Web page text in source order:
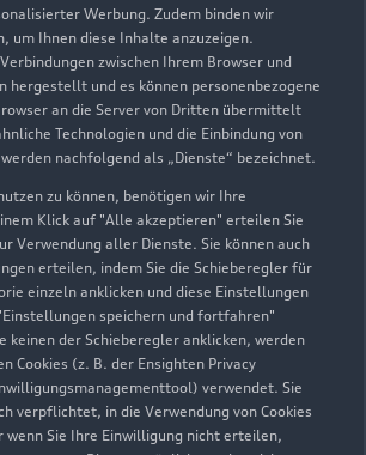
Werbung. Zudem binden wir
um Ihnen diese Inhalte anzuzeigen.
zwischen Ihrem Browser und
hergestellt und es können personenbezogene
an die Server von Dritten übermittelt
Technologien und die Einbindung von
nachfolgend als „Dienste“ bezeichnet.
zu können, benötigen wir Ihre
Klick auf "Alle akzeptieren" erteilen Sie
Verwendung aller Dienste. Sie können auch
erteilen, indem Sie die Schieberegler für
einzeln anklicken und diese Einstellungen
speichern und fortfahren"
keinen der Schieberegler anklicken, werden
Cookies (z. B. der Ensighten Privacy
verwendet. Sie
verpflichtet, in die Verwendung von Cookies
wenn Sie Ihre Einwilligung nicht erteilen,
herunterladen
,öffnet amDonnerstag